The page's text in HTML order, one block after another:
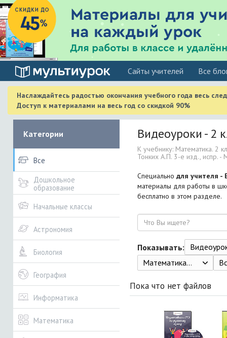
Cайты учителей Все
Наслаждайтесь радостью окончания учебного года весь
Доступ к материалами на весь год со скидкой 90%
Категории
Все
Дошкольное
образование
Начальные классы
Астрономия
Биология
География
Информатика
Математика
Видеоуроки - 2
К учебнику: Математика. 2
Тонких А.П. 3-е изд., испр. -
Специально для учителя -
материалы для работы в
бесплатно в этом разделе.
Поиск
Показывать:
Математика. 2 класс. Учебник в 3 ч. Демидова Т.Е., Козлова С.А., Тонких А.П. 3-е изд., испр. - М.: 2016.; Ч.1 - 80с., Ч.2 - 80с., Ч.3 - 96с.
Пока что нет файлов